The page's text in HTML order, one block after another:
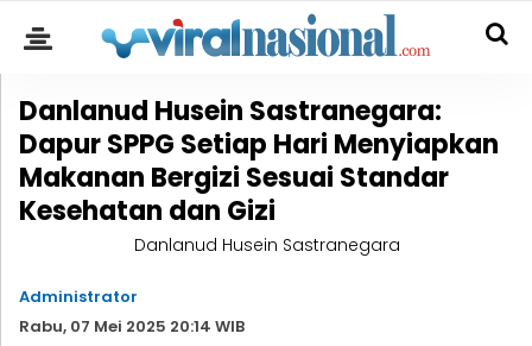
Danlanud Husein Sastranegara:
Dapur SPPG Setiap Hari Menyiapkan
Makanan Bergizi Sesuai Standar
Kesehatan dan Gizi
Danlanud Husein Sastranegara
Administrator
Rabu, 07 Mei 2025 20:14 WIB